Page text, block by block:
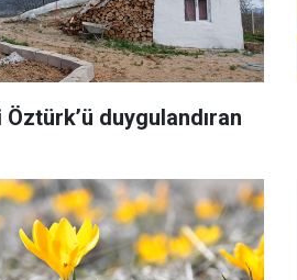
duygulandıran